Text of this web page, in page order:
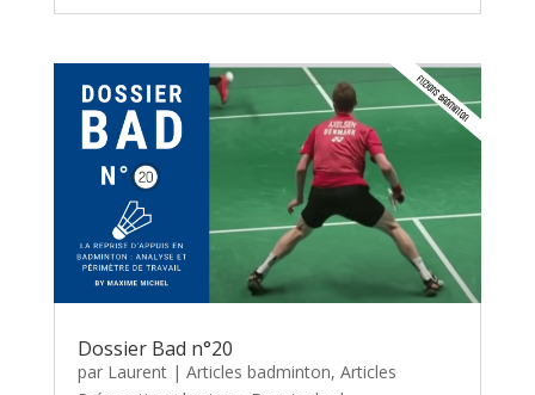
Dossier Bad n°20
par Laurent| Articles badminton, Articles